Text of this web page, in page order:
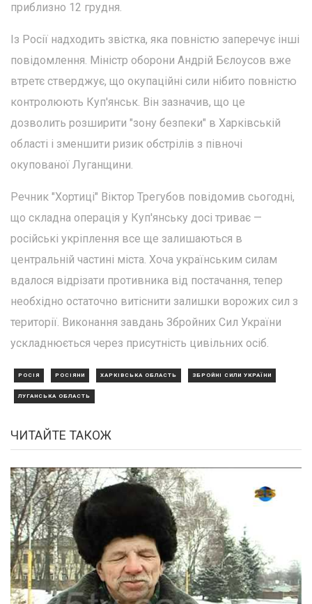
приблизно 12 грудня.
Із Росії надходить звістка, яка повністю заперечує інші
повідомлення. Міністр оборони Андрій Бєлоусов вже
втретє стверджує, що окупаційні сили нібито повністю
контролюють Куп'янськ. Він зазначив, що це
дозволить розширити "зону безпеки" в Харківській
області і зменшити ризик обстрілів з півночі
окупованої Луганщини.
Речник "Хортиці" Віктор Трегубов повідомив сьогодні,
що складна операція у Куп'янську досі триває —
російські укріплення все ще залишаються в
центральній частині міста. Хоча українським силам
вдалося відрізати противника від постачання, тепер
необхідно остаточно витіснити залишки ворожих сил з
території. Виконання завдань Збройних Сил України
ускладнюється через присутність цивільних осіб.
РОСІЯ РОСІЯНИ ХАРКІВСЬКА ОБЛАСТЬ ЗБРОЙНІ СИЛИ УКРАЇНИ
ЛУГАНСЬКА ОБЛАСТЬ
ЧИТАЙТЕ ТАКОЖ